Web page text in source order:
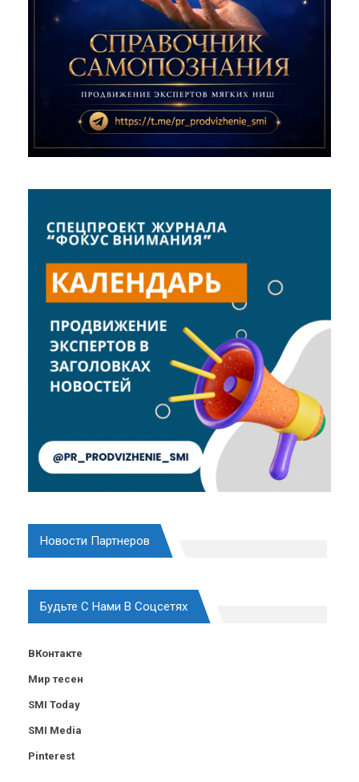
Новости Партнеров
Будьте С Нами В Соцсетях
ВКонтакте
Мир тесен
SMI Today
SMI Media
Pinterest